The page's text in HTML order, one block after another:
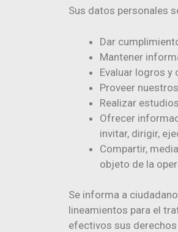
Sus datos personales
Dar
Mantener
Evaluar logros
Proveer
Realizar
Ofrecer
invitar, dirigir,
Compartir,
objeto de la
Se informa a
lineamientos para el
efectivos sus